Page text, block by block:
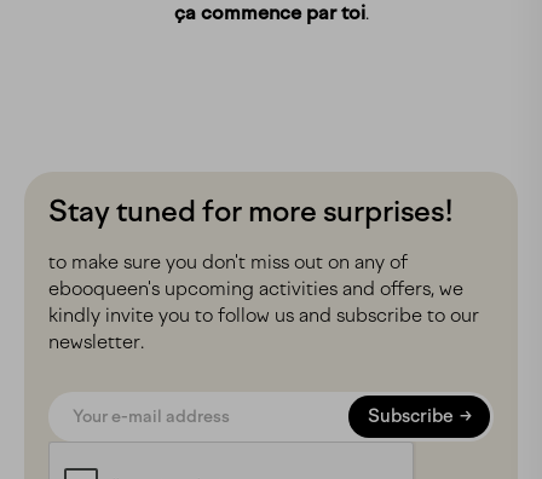
ça commence par toi.
Stay tuned for more surprises!
to make sure you don't miss out on any of
ebooqueen's upcoming activities and offers, we
kindly invite you to follow us and subscribe to our
newsletter.
Subscribe